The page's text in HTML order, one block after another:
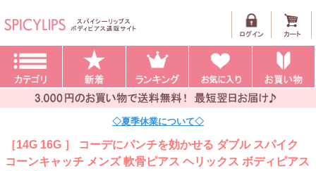
◇夏季休業について◇
［14G 16G ］ コーデにパンチを効かせる ダブル スパイク
コーンキャッチ メンズ 軟骨ピアス ヘリックス ボディピアス